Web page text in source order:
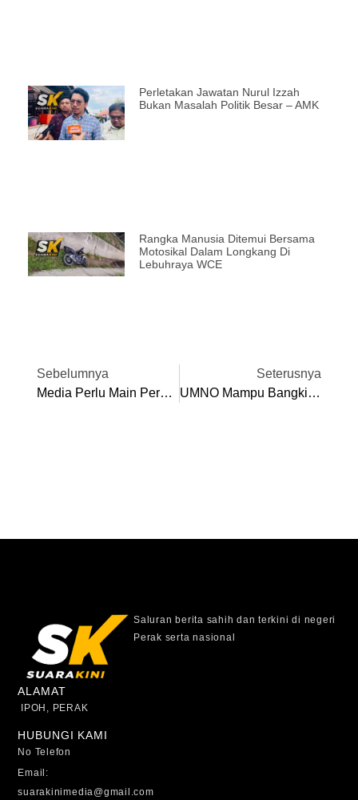
Perletakan Jawatan Nurul Izzah
Bukan Masalah Politik Besar – AMK
Rangka Manusia Ditemui Bersama
Motosikal Dalam Longkang Di
Lebuhraya WCE
Sebelumnya
Media Perlu Main Peranan, Tidak Sensasi Isu 3R: DAP Perak
Seterusnya
UMNO Mampu Bangkit Jika ‘ubat’ Mujarab – Tajuddin
Saluran berita sahih dan terkini di negeri
Perak serta nasional
ALAMAT
IPOH, PERAK
HUBUNGI KAMI
No Telefon
Email:
suarakinimedia@gmail.com